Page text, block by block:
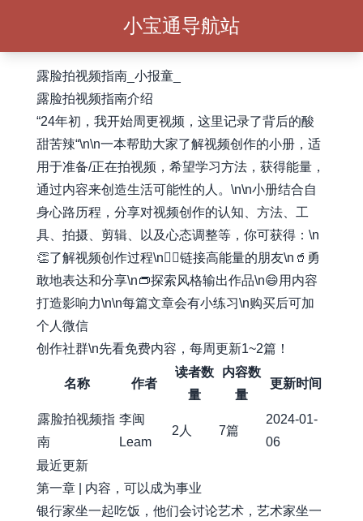
小宝通导航站
露脸拍视频指南_小报童_
露脸拍视频指南介绍
“24年初，我开始周更视频，这里记录了背后的酸
甜苦辣“\n\n一本帮助大家了解视频创作的小册，适
用于准备/正在拍视频，希望学习方法，获得能量，
通过内容来创造生活可能性的人。\n\n小册结合自
身心路历程，分享对视频创作的认知、方法、工
具、拍摄、剪辑、以及心态调整等，你可获得：\n
👏了解视频创作过程\n🏃‍♂️链接高能量的朋友\n🥤勇
敢地表达和分享\n👝探索风格输出作品\n😄用内容
打造影响力\n\n每篇文章会有小练习\n购买后可加
个人微信
创作社群\n先看免费内容，每周更新1~2篇！
名称 作者
读者数
量
内容数
量
更新时间
露脸拍视频指
南
李闽
Leam
2人 7篇
2024-01-
06
最近更新
第一章 | 内容，可以成为事业
银行家坐一起吃饭，他们会讨论艺术，艺术家坐一